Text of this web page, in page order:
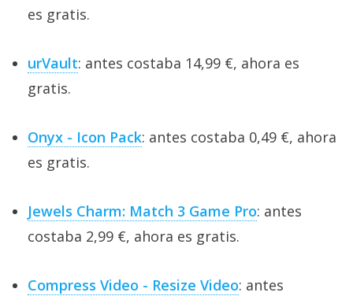
es gratis.
urVault: antes costaba 14,99 €, ahora es
gratis.
Onyx - Icon Pack: antes costaba 0,49 €, ahora
es gratis.
Jewels Charm: Match 3 Game Pro: antes
costaba 2,99 €, ahora es gratis.
Compress Video - Resize Video: antes